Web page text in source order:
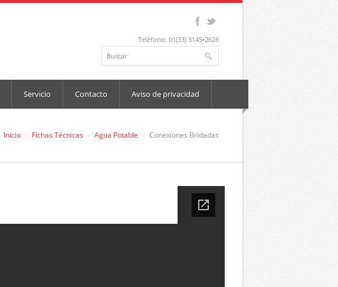
Teléfono: 01(33) 3145•2626
Servicio Contacto Aviso de privacidad
Inicio Fichas Técnicas Agua Potable Conexiones Bridadas